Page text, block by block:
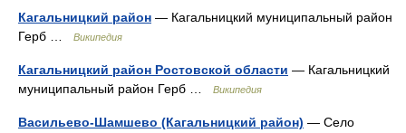
Кагальницкий район — Кагальницкий муниципальный район
Герб …
Википедия
Кагальницкий район Ростовской области — Кагальницкий
муниципальный район Герб …
Википедия
Васильево-Шамшево (Кагальницкий район) — Село